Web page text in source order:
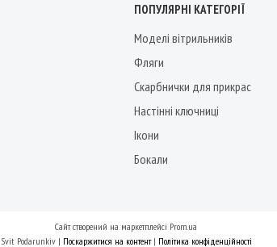
ПОПУЛЯРНІ КАТЕГОРІЇ
Моделі вітрильників
Фляги
Скарбнички для прикрас
Настінні ключниці
Ікони
Бокали
Сайт створений на маркетплейсі Prom.ua
Svit Podarunkiv | Поскаржитися на контент | Політика конфіденційності